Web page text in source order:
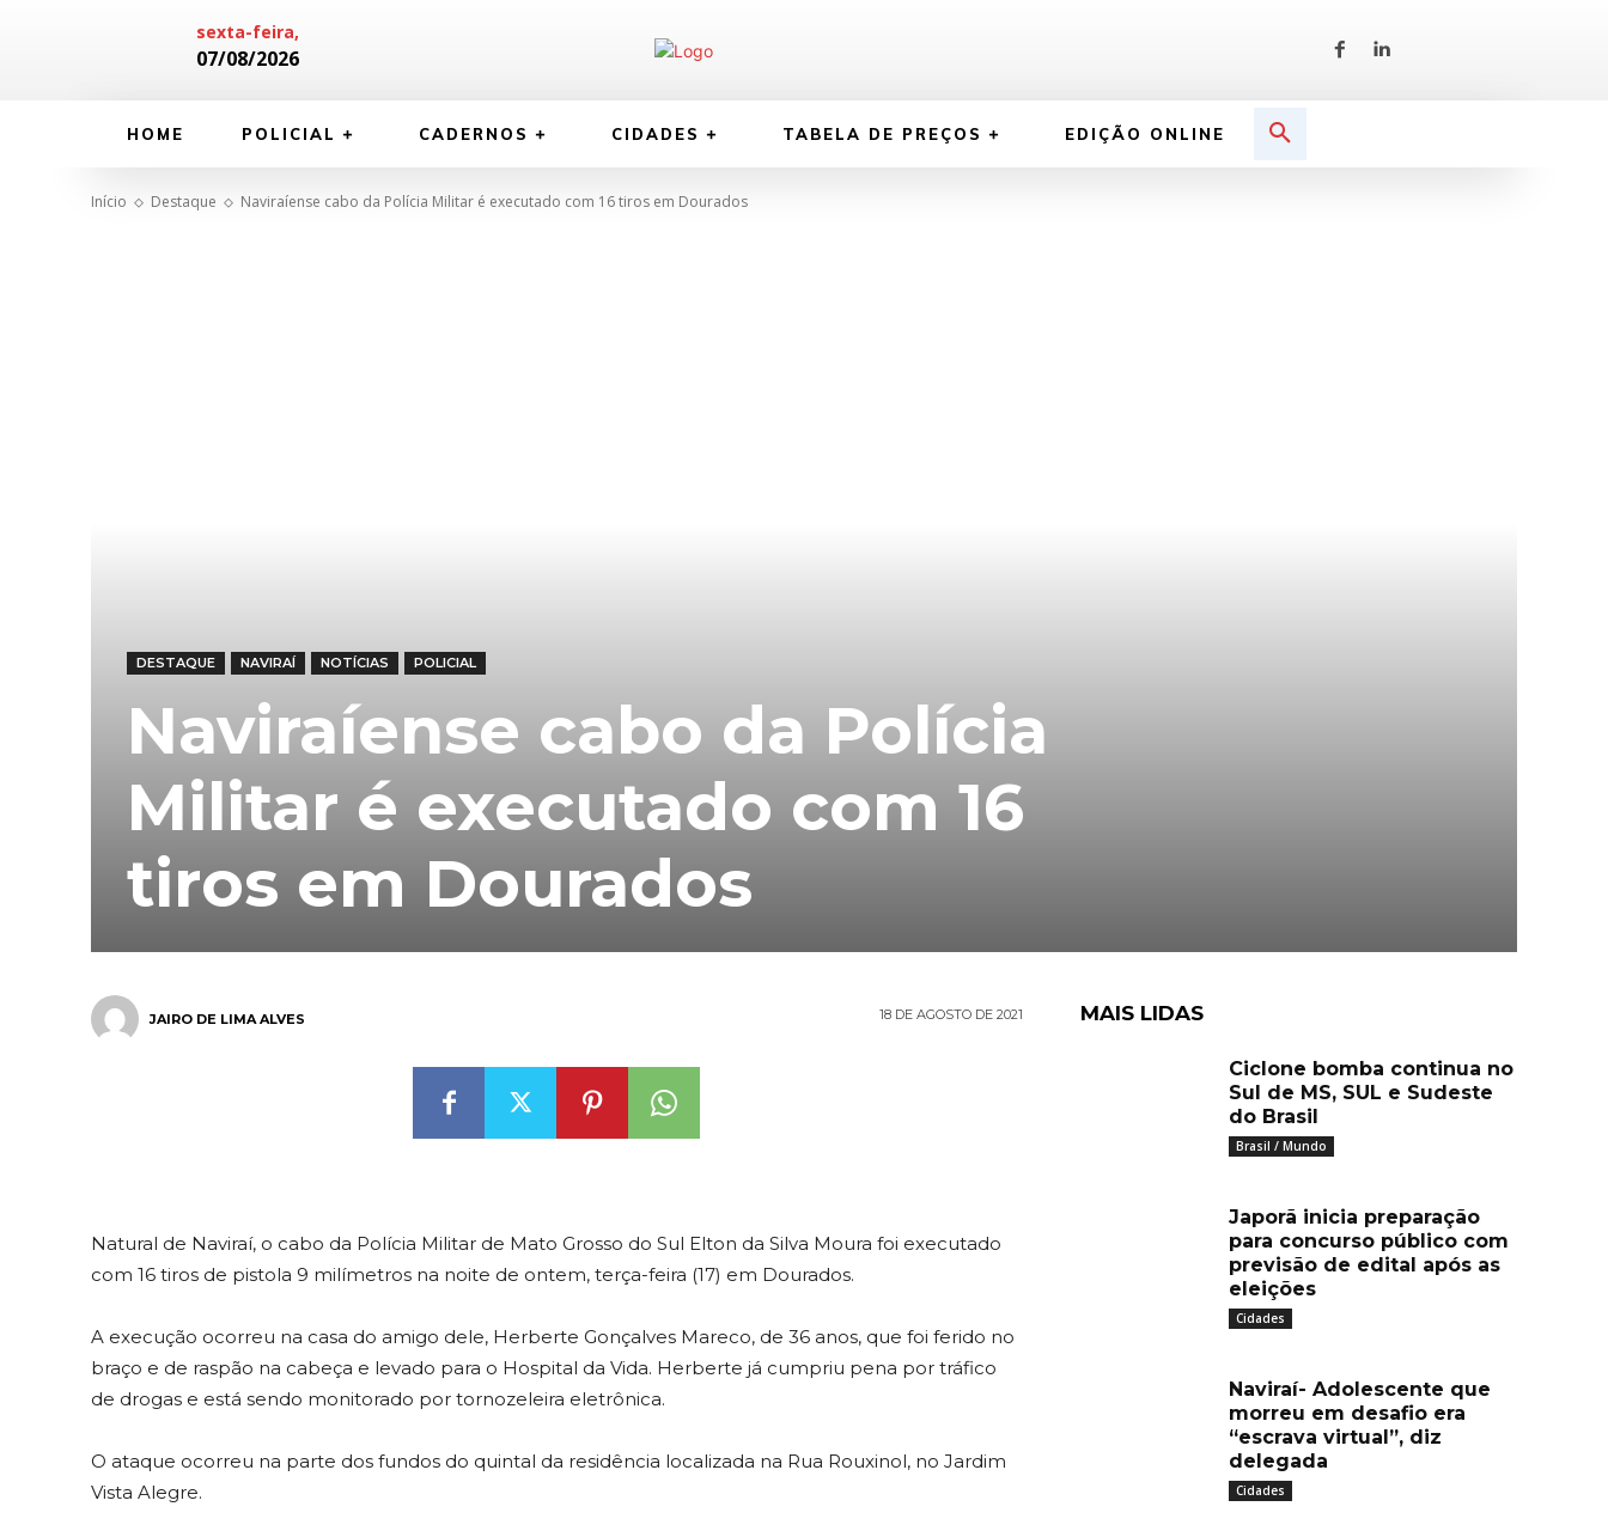
sexta-feira,
07/08/2026
HOME POLICIAL CADERNOS CIDADES TABELA DE PREÇOS EDIÇÃO ONLINE
Início Destaque Naviraíense cabo da Polícia Militar é executado com 16 tiros em Dourados
DESTAQUE NAVIRAÍ NOTÍCIAS POLICIAL
Naviraíense cabo da Polícia
Militar é executado com 16
tiros em Dourados
JAIRO DE LIMA ALVES 18 DE AGOSTO DE 2021
Natural de Naviraí, o cabo da Polícia Militar de Mato Grosso do Sul Elton da Silva Moura foi executado
com 16 tiros de pistola 9 milímetros na noite de ontem, terça-feira (17) em Dourados.
A execução ocorreu na casa do amigo dele, Herberte Gonçalves Mareco, de 36 anos, que foi ferido no
braço e de raspão na cabeça e levado para o Hospital da Vida. Herberte já cumpriu pena por tráfico
de drogas e está sendo monitorado por tornozeleira eletrônica.
O ataque ocorreu na parte dos fundos do quintal da residência localizada na Rua Rouxinol, no Jardim
Vista Alegre.
MAIS LIDAS
Ciclone bomba continua no
Sul de MS, SUL e Sudeste
do Brasil
Brasil / Mundo
Japorã inicia preparação
para concurso público com
previsão de edital após as
eleições
Cidades
Naviraí- Adolescente que
morreu em desafio era
“escrava virtual”, diz
delegada
Cidades